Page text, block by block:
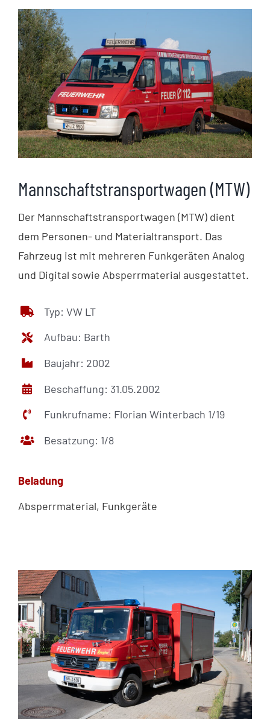
Mannschaftstransportwagen (MTW)
Der Mannschaftstransportwagen (MTW) dient
dem Personen- und Materialtransport. Das
Fahrzeug ist mit mehreren Funkgeräten Analog
und Digital sowie Absperrmaterial ausgestattet.
Typ: VW LT
Aufbau: Barth
Baujahr: 2002
Beschaffung: 31.05.2002
Funkrufname: Florian Winterbach 1/19
Besatzung: 1/8
Beladung
Absperrmaterial, Funkgeräte